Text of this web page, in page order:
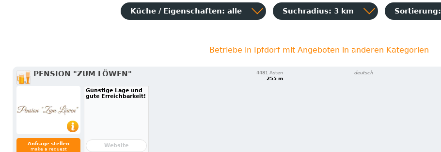
Küche / Eigenschaften: alle Suchradius: 3 km Sortierung:
Betriebe in Ipfdorf mit Angeboten in anderen Kategorien
PENSION "ZUM LÖWEN"
4481 Asten
255 m
deutsch
Anfrage stellen
make a request
Günstige Lage und
gute Erreichbarkeit!
Website